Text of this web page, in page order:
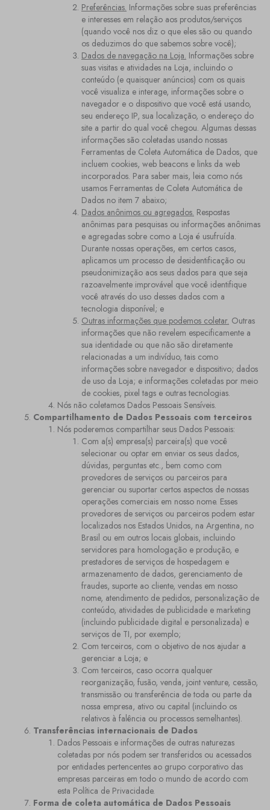
Preferências. Informações sobre suas preferências
e interesses em relação aos produtos/serviços
(quando você nos diz o que eles são ou quando
os deduzimos do que sabemos sobre você);
Dados de navegação na Loja. Informações sobre
suas visitas e atividades na Loja, incluindo o
conteúdo (e quaisquer anúncios) com os quais
você visualiza e interage, informações sobre o
navegador e o dispositivo que você está usando,
seu endereço IP, sua localização, o endereço do
site a partir do qual você chegou. Algumas dessas
informações são coletadas usando nossas
Ferramentas de Coleta Automática de Dados, que
incluem cookies, web beacons e links da web
incorporados. Para saber mais, leia como nós
usamos Ferramentas de Coleta Automática de
Dados no item 7 abaixo;
Dados anônimos ou agregados. Respostas
anônimas para pesquisas ou informações anônimas
e agregadas sobre como a Loja é usufruída.
Durante nossas operações, em certos casos,
aplicamos um processo de desidentificação ou
pseudonimização aos seus dados para que seja
razoavelmente improvável que você identifique
você através do uso desses dados com a
tecnologia disponível; e
Outras informações que podemos coletar. Outras
informações que não revelem especificamente a
sua identidade ou que não são diretamente
relacionadas a um indivíduo, tais como
informações sobre navegador e dispositivo; dados
de uso da Loja; e informações coletadas por meio
de cookies, pixel tags e outras tecnologias.
Nós não coletamos Dados Pessoais Sensíveis.
Compartilhamento de Dados Pessoais com terceiros
Nós poderemos compartilhar seus Dados Pessoais:
Com a(s) empresa(s) parceira(s) que você
selecionar ou optar em enviar os seus dados,
dúvidas, perguntas etc., bem como com
provedores de serviços ou parceiros para
gerenciar ou suportar certos aspectos de nossas
operações comerciais em nosso nome. Esses
provedores de serviços ou parceiros podem estar
localizados nos Estados Unidos, na Argentina, no
Brasil ou em outros locais globais, incluindo
servidores para homologação e produção, e
prestadores de serviços de hospedagem e
armazenamento de dados, gerenciamento de
fraudes, suporte ao cliente, vendas em nosso
nome, atendimento de pedidos, personalização de
conteúdo, atividades de publicidade e marketing
(incluindo publicidade digital e personalizada) e
serviços de TI, por exemplo;
Com terceiros, com o objetivo de nos ajudar a
gerenciar a Loja; e
Com terceiros, caso ocorra qualquer
reorganização, fusão, venda, joint venture, cessão,
transmissão ou transferência de toda ou parte da
nossa empresa, ativo ou capital (incluindo os
relativos à falência ou processos semelhantes).
Transferências internacionais de Dados
Dados Pessoais e informações de outras naturezas
coletadas por nós podem ser transferidos ou acessados
por entidades pertencentes ao grupo corporativo das
empresas parceiras em todo o mundo de acordo com
esta Política de Privacidade.
Forma de coleta automática de Dados Pessoais